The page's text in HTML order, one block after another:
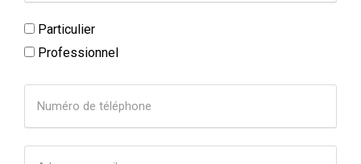
Particulier
Professionnel